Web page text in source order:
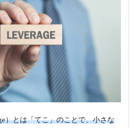
）とは「てこ」のことで、小さな